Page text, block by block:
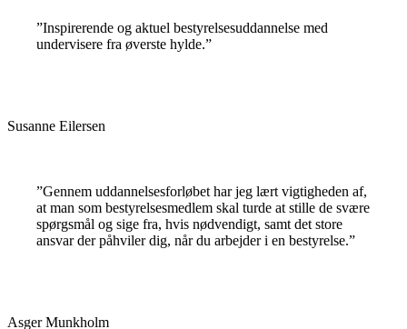
”Inspirerende og aktuel bestyrelsesuddannelse med
undervisere fra øverste hylde.”
Susanne Eilersen
”Gennem uddannelsesforløbet har jeg lært vigtigheden af,
at man som bestyrelsesmedlem skal turde at stille de svære
spørgsmål og sige fra, hvis nødvendigt, samt det store
ansvar der påhviler dig, når du arbejder i en bestyrelse.”
Asger Munkholm